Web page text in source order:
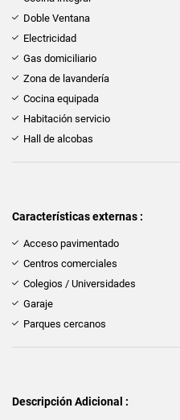
Doble Ventana
Electricidad
Gas domiciliario
Zona de lavandería
Cocina equipada
Habitación servicio
Hall de alcobas
Características externas :
Acceso pavimentado
Centros comerciales
Colegios / Universidades
Garaje
Parques cercanos
Descripción Adicional :